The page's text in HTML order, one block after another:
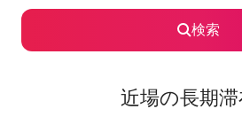
検索
近場の長期